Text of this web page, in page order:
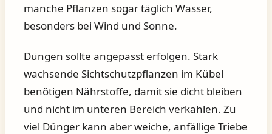
manche Pflanzen sogar täglich Wasser,
besonders bei Wind und Sonne.
Düngen sollte angepasst erfolgen. Stark
wachsende Sichtschutzpflanzen im Kübel
benötigen Nährstoffe, damit sie dicht bleiben
und nicht im unteren Bereich verkahlen. Zu
viel Dünger kann aber weiche, anfällige Triebe